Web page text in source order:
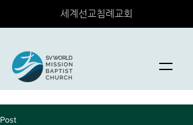
세계선교침례교회
Post